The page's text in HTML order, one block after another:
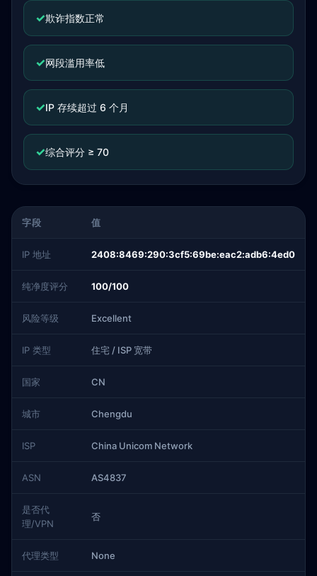
✓欺诈指数正常
✓网段滥用率低
✓IP 存续超过 6 个月
✓综合评分 ≥ 70
字段 值
IP 地址 2408:8469:290:3cf5:69be:eac2:adb6:4ed0
纯净度评分 100/100
风险等级 Excellent
IP 类型 住宅 / ISP 宽带
国家 CN
城市 Chengdu
ISP China Unicom Network
ASN AS4837
是否代
理/VPN
否
代理类型 None